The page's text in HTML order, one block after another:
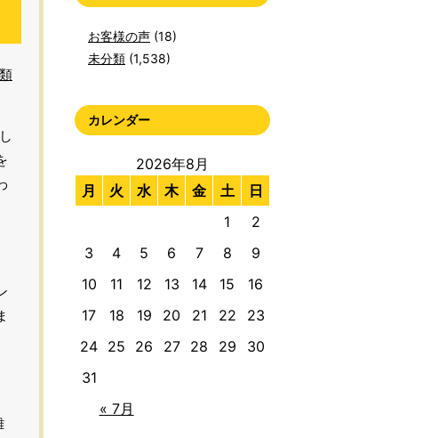
お客様の声 (18)
未分類 (1,538)
カレンダー
2026年8月
月
火 水 木 金 土 日
« 7月
1
2
3
4 5 6 7 8
9
10
11 12 13 14 15
16
17
18 19 20 21 22
23
24 25 26 27 28 29
30
31